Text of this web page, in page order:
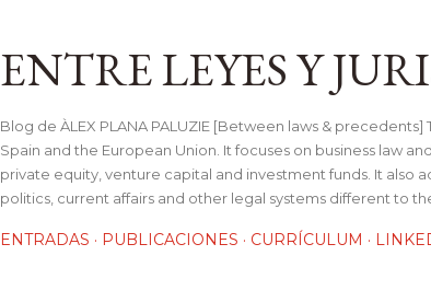
ENTRE LEYES Y
Blog de ÀLEX PLANA PALUZIE [Between laws &
Spain and the European Union. It focuses on business law
private equity, venture capital and investment funds. It also
politics, current affairs and other legal systems different to
ENTRADAS PUBLICACIONES CURRÍCULUM